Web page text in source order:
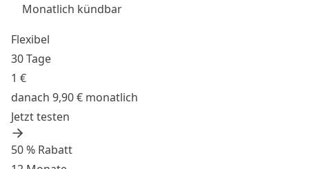
Monatlich kündbar
Flexibel
30 Tage
1 €
danach 9,90 € monatlich
Jetzt testen
50 % Rabatt